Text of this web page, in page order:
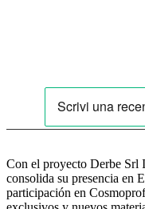
Con el proyecto Derbe Srl
consolida su presencia en
participación en